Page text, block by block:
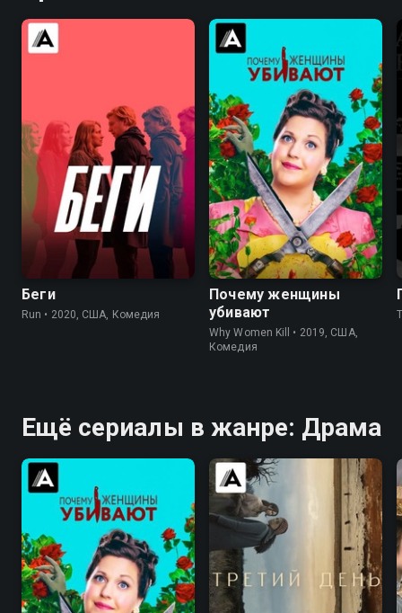
6.5 6.2
Беги
Run • 2020, США, Комедия
8.3 8.3
Почему женщины
убивают
Why Women Kill • 2019, США,
Комедия
Ещё сериалы в жанре: Драма